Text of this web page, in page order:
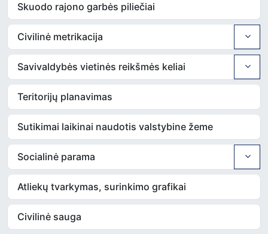
Skuodo rajono garbės piliečiai
Civilinė metrikacija
Savivaldybės vietinės reikšmės keliai
Teritorijų planavimas
Sutikimai laikinai naudotis valstybine žeme
Socialinė parama
Atliekų tvarkymas, surinkimo grafikai
Civilinė sauga